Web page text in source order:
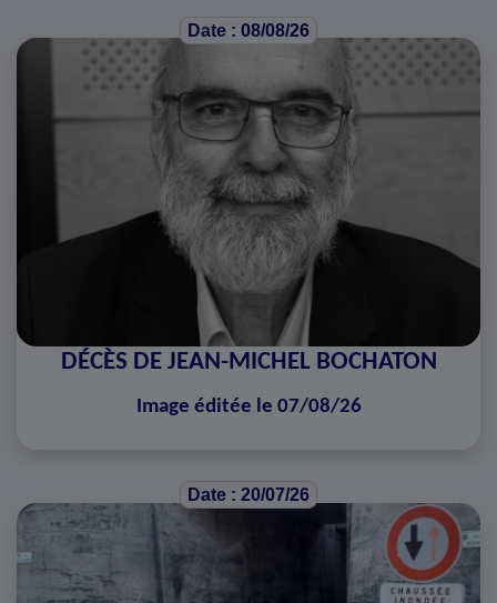
Date : 08/08/26
DÉCÈS DE JEAN-MICHEL BOCHATON
Image éditée le 07/08/26
Date : 20/07/26